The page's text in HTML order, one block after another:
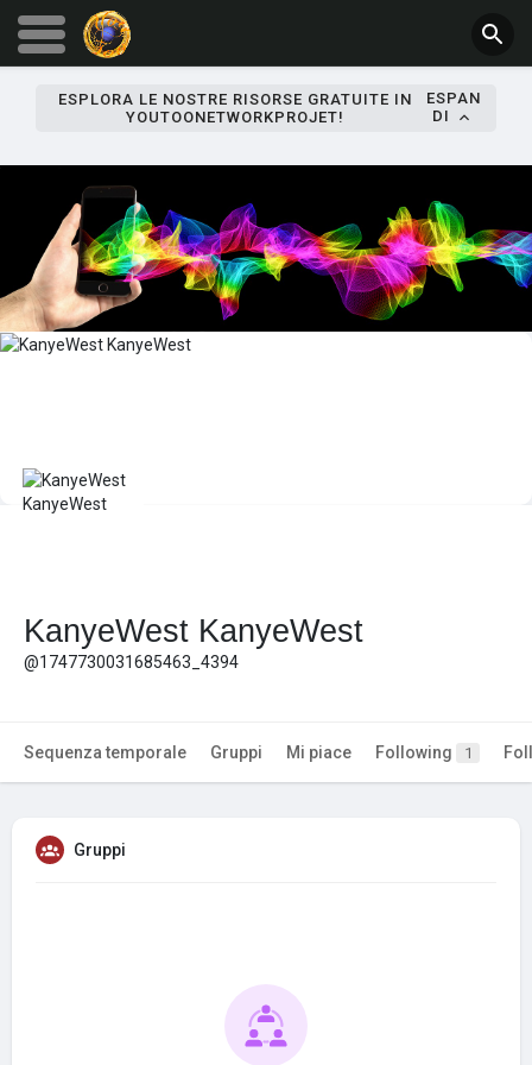
ESPLORA LE NOSTRE RISORSE GRATUITE IN
YOUTOONETWORKPROJET!
ESPAN
DI
KanyeWest KanyeWest
@1747730031685463_4394
Sequenza temporale Gruppi Mi piace Following 1
Gruppi